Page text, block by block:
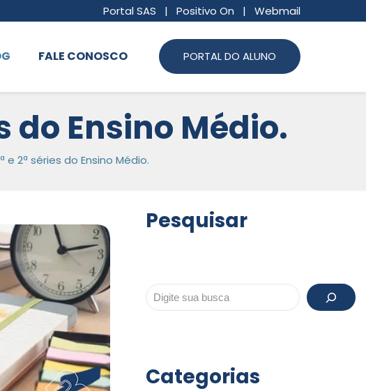
Portal SAS | Positivo On | Webmail
FALE CONOSCO PORTAL DO ALUNO
do Ensino Médio.
e 2ª séries do Ensino Médio.
Pesquisar
Pesquisar
Categorias